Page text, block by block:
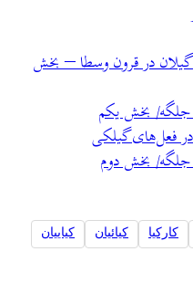
در قرون وسطا – بخش
جلگه/ بخش یکم
فعل‌های گیلکی
جلگه/ بخش دوم
کارکیا کیائیان کیاییان